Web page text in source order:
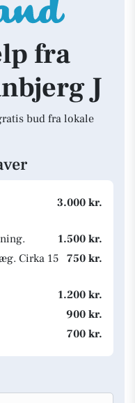
fra
J
bud fra lokale
3.000 kr.
1.500 kr.
Cirka 15
750 kr.
1.200 kr.
900 kr.
700 kr.